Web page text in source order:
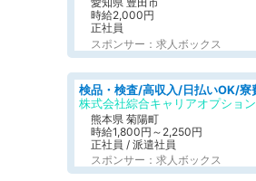
時給2,000円
正社員
スポンサー：求人ボックス
株式会社綜合キャリアオプション
熊本県 菊陽町
時給1,800円～2,250円
正社員 / 派遣社員
スポンサー：求人ボックス